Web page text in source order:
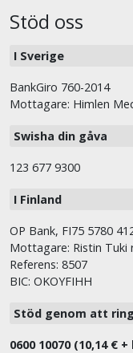
Stöd oss
I Sverige
BankGiro 760-2014
Mottagare: Himlen
Swisha din gåva
123 677 9300
I Finland
OP Bank, FI75 5780
Mottagare: Ristin Tuki
Referens: 8507
BIC: OKOYFIHH
Stöd genom att
0600 10070 (10,14 € +